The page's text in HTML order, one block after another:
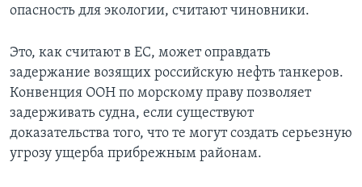
опасность для экологии, считают чиновники.
Это, как считают в ЕС, может оправдать
задержание возящих российскую нефть танкеров.
Конвенция ООН по морскому праву позволяет
задерживать судна, если существуют
доказательства того, что те могут создать серьезную
угрозу ущерба прибрежным районам.